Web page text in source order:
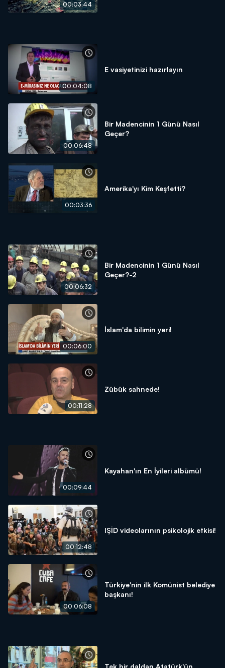
00:03:44
00:04:08
E vasiyetinizi hazırlayın
00:06:48
Bir Madencinin 1 Günü Nasıl
Geçer?
00:03:36
Amerika'yı Kim Keşfetti?
00:06:32
Bir Madencinin 1 Günü Nasıl
Geçer?-2
00:06:00
İslam'da bilimin yeri!
00:11:28
Zübük sahnede!
00:09:44
Kayahan'ın En İyileri albümü!
00:12:48
IŞİD videolarının psikolojik etkisi!
00:06:08
Türkiye'nin ilk Komünist belediye
başkanı!
Tek bir daldan Atatürk'ün